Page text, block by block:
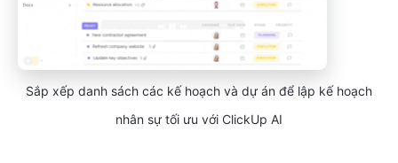
Sắp xếp danh sách các kế hoạch và dự án để lập kế hoạch
nhân sự tối ưu với ClickUp AI